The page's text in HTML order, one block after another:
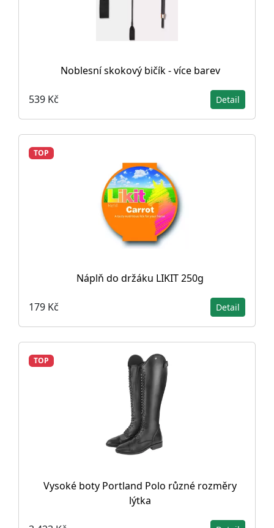
Noblesní skokový bičík - více barev
539 Kč Detail
TOP
Náplň do držáku LIKIT 250g
179 Kč Detail
TOP
Vysoké boty Portland Polo různé rozměry
lýtka